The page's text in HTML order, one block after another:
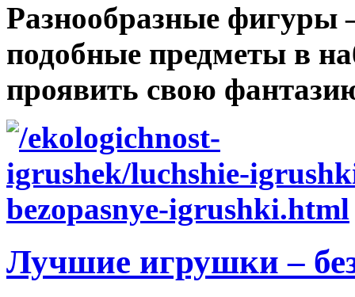
Разнообразные фигуры
подобные предметы в
проявить свою
Лучшие игрушки –